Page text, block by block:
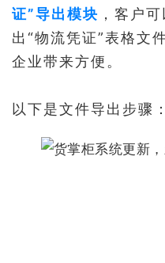
证”导出模块 ，客户
出“物流凭证”表格文
企业带来方便。
以下是文件导出步骤：